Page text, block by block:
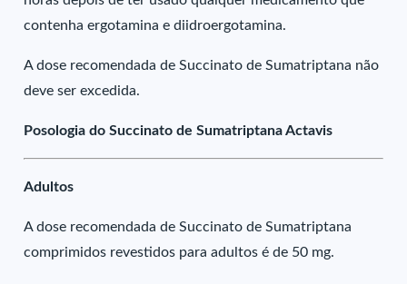
contenha ergotamina e diidroergotamina.
A dose recomendada de Succinato de Sumatriptana não
deve ser excedida.
Posologia do Succinato de Sumatriptana Actavis
Adultos
A dose recomendada de Succinato de Sumatriptana
comprimidos revestidos para adultos é de 50 mg.